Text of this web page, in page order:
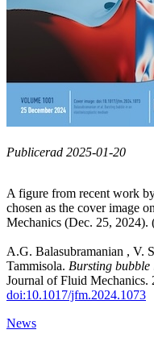
Publicerad 2025-01-20
A figure from recent work
chosen as the cover image
Mechanics (Dec. 25, 2024).
A.G. Balasubramanian , V.
Tammisola. Bursting bubble
Journal of Fluid Mechanics.
doi:10.1017/jfm.2024.1073
News